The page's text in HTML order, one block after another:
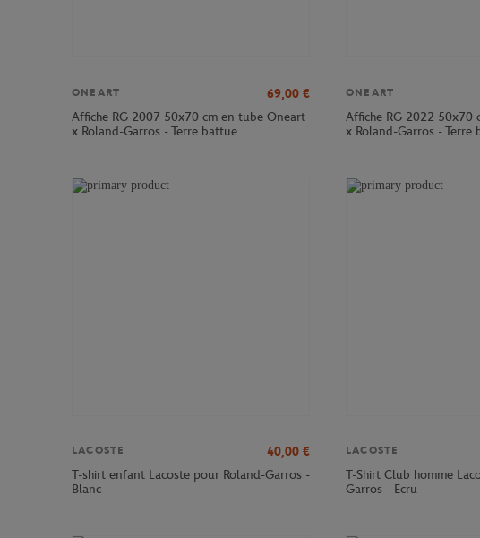
ONEART 69,00 €
Affiche RG 2007 50x70 cm en tube Oneart
x Roland-Garros - Terre battue
ONEART
Affiche RG 2022 50x70
x Roland-Garros - Terre
LACOSTE 40,00 €
T-shirt enfant Lacoste pour Roland-Garros -
Blanc
LACOSTE
T-Shirt Club homme
Garros - Ecru